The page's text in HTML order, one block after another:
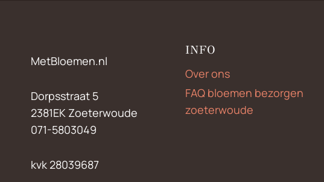
MetBloemen.nl
Dorpsstraat 5
2381EK Zoeterwoude
071-5803049
kvk 28039687
INFO
Over ons
FAQ bloemen bezorgen
zoeterwoude